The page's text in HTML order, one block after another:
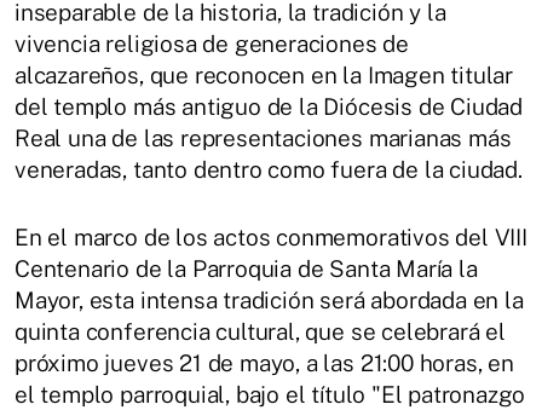
inseparable de la historia, la tradición y la
vivencia religiosa de generaciones de
alcazareños, que reconocen en la Imagen titular
del templo más antiguo de la Diócesis de Ciudad
Real una de las representaciones marianas más
veneradas, tanto dentro como fuera de la ciudad.
En el marco de los actos conmemorativos del VIII
Centenario de la Parroquia de Santa María la
Mayor, esta intensa tradición será abordada en la
quinta conferencia cultural, que se celebrará el
próximo jueves 21 de mayo, a las 21:00 horas, en
el templo parroquial, bajo el título "El patronazgo